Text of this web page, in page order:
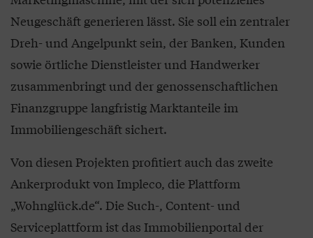
Neugeschäft generieren lässt. Sie soll ein zentraler
Dreh- und Angelpunkt sein, der Banken, Kunden
sowie örtliche Dienstleister und Handwerker
zusammenbringt und der genossenschaftlichen
Finanzgruppe langfristig Marktanteile im
Immobiliengeschäft sichert.
Von diesen Projekten profitiert auch das zweite
Ankerprodukt von Impleco, die Plattform
„Wohnglück.de“. Die Such-, Content- und
Serviceplattform ist das Immobilienportal der